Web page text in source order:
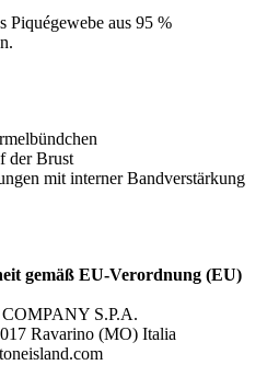
Piquégewebe aus 95 %
der Brust
mit interner Bandverstärkung
gemäß EU-Verordnung (EU)
S.P.A.
Ravarino (MO) Italia